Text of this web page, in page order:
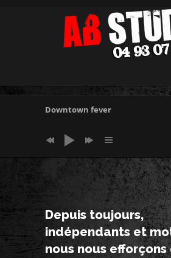
Downtown fever
Depuis toujours,
indépendants et
nous nous